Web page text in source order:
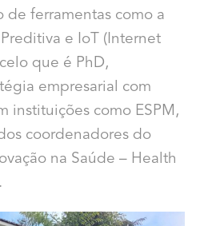
de ferramentas como a
e IoT (Internet
que é PhD,
empresarial com
instituições como ESPM,
coordenadores do
na Saúde – Health